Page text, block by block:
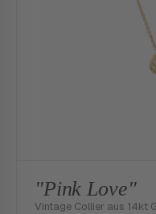
"Pink Love"
Vintage Collier aus 14kt